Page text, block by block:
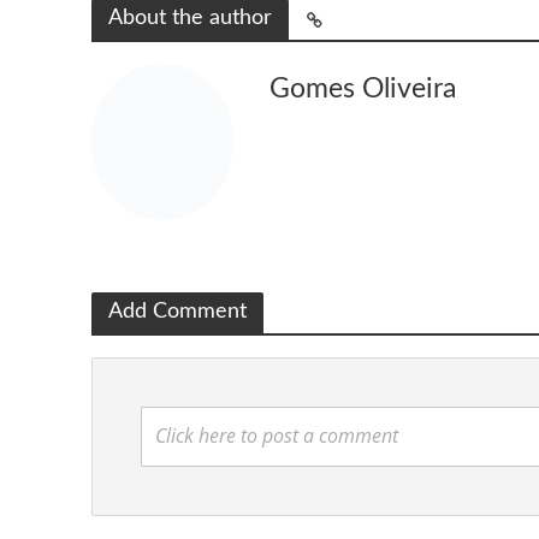
About the author
Gomes Oliveira
Add Comment
Click here to post a comment